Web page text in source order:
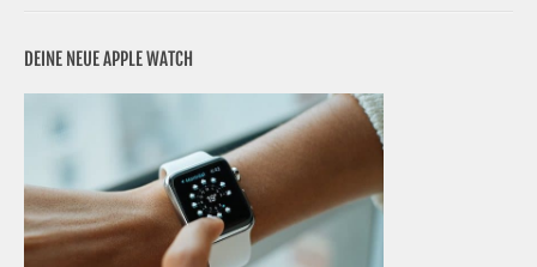
DEINE NEUE APPLE WATCH